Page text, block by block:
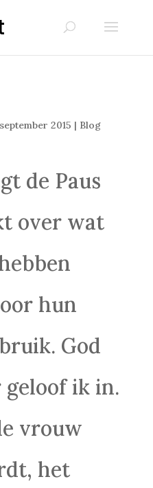
2015 | Blog
de Paus
over wat
hun
God
ik in.
vrouw
het